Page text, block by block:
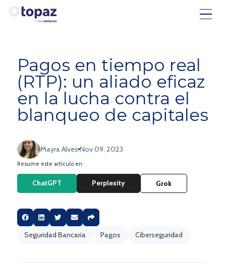
Pagos en tiempo real
(RTP): un aliado eficaz
en la lucha contra el
blanqueo de capitales
Mayra Alves Nov 09, 2023
Resume este artículo en:
ChatGPT Perplexity Grok
Seguridad Bancaria Pagos Ciberseguridad